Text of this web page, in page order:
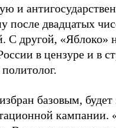
и
после двадцатых
С другой, «Яблоко»
в цензуре и в
базовым, будет